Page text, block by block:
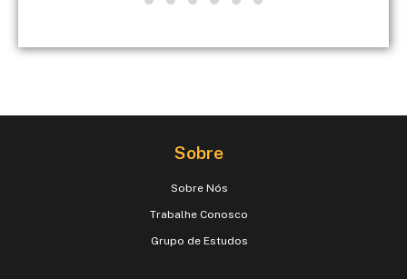
Sobre
Sobre Nós
Trabalhe Conosco
Grupo de Estudos